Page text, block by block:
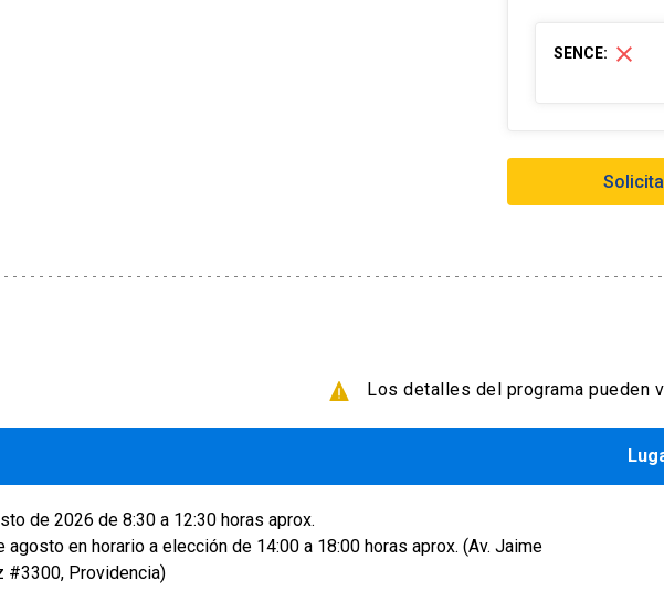
días antes de la prueba, se te cobrará una tarifa
después de la prueba o 13 días después de la
encuentren disponibles, se le notificará al
a sus resultados de manera online y retirar su
de English UC, ubicadas en Campus
físico. Además, puede pedir que se le envíe
- Web pay:
Formas
webpay
compra
SENCE: close
Los detalles del programa pueden
de 2026 de 8:30 a 12:30 horas aprox.
agosto en horario a elección de 14:00 a 18:00 horas aprox. (Av. Jaime
#3300, Providencia)